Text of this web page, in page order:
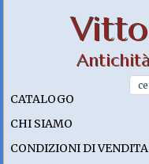
CATALOGO
CHI SIAMO
CONDIZIONI DI VENDITA